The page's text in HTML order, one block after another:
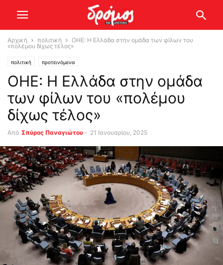
Αρχική πολιτική
ΟΗΕ: Η Ελλάδα στην ομάδα των φίλων του
«πολέμου δίχως τέλος»
πολιτική προτεινόμενα
ΟΗΕ: Η Ελλάδα στην ομάδα
των φίλων του «πολέμου
δίχως τέλος»
Από Σπύρος Παναγιώτου - 21 Ιανουαρίου, 2025